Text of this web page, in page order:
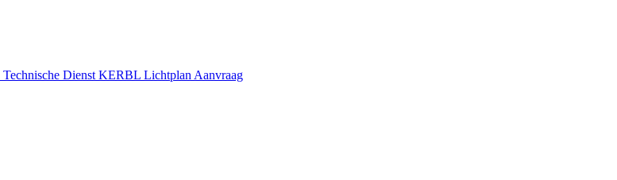
Technische Dienst KERBL Lichtplan Aanvraag